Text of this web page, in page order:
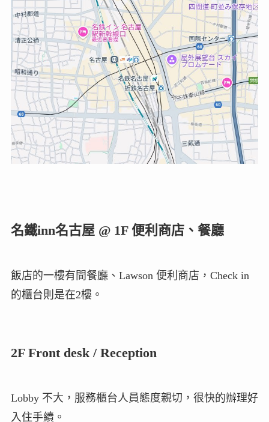
名鐵inn名古屋@ 1F 便利商店、餐廳
飯店的一樓有間餐廳、Lawson 便利商店，Check in
的櫃台則是在2樓。
2F Front desk / Reception
Lobby 不大，服務櫃台人員態度親切，很快的辦理好
入住手續。